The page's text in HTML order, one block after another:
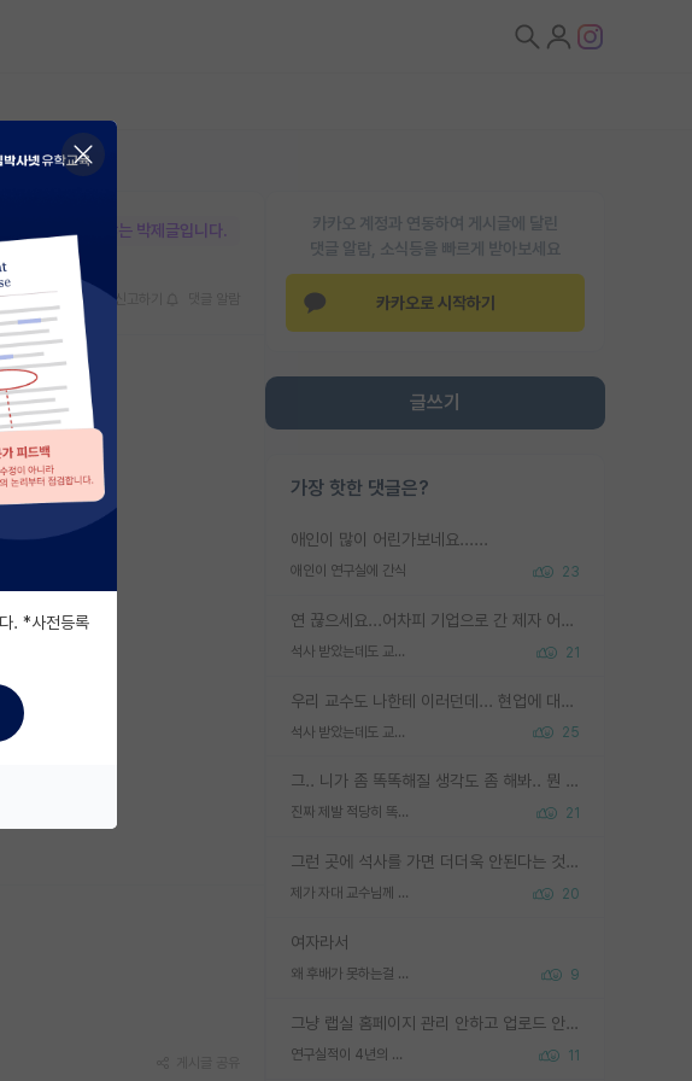
카카오 계정과 연동하여 게시글에 달린
댓글 알람, 소식등을 빠르게 받아보세요
카카오로 시작하기
글쓰기
가장 핫한 댓글은?
애인이 많이 어린가보네요......
애인이 연구실에 간식 23
연 끊으세요...어차피 기업으로 간 제자 어떻게 못합니다. 기업에서는 교수들 사기꾼으로 보는 시선도 강하고, 앞에서나 교수님하고 떠받들어주지 많이 무시합니다. 영향력도 0에 수렴합니다. 그리고 생각해보십시오. 석사로 기업간 제자가 무슨 힘이 있다고 과제를 달라고 합니까? 말만 교수지 무능력자라고 생각합니다. 세금이 아깝습니다.
석사 받았는데도 교수랑 연락한다. 21
우리 교수도 나한테 이러던데... 현업에 대해 이해가 전혀 없고, 자기 말이면 다 되는 줄 알고. 학위동안 지도는 커녕 잡일만 시켜놓고 이제와서 주기적으로 연락 없으면 싸가지 없는 제자가 되버림.
석사 받았는데도 교수랑 연락한다. 25
그.. 니가 좀 똑똑해질 생각도 좀 해봐.. 뭔 연구를 선배랑 계속 같이할 생각을하냐 박사과정이
진짜 제발 적당히 똑똑한 박사과정이라도 위에 있었으면.. 21
그런 곳에 석사를 가면 더더욱 안된다는 것을 깨달으시면 된겁니다!
제가 자대 교수님께 무례하게 행동한 걸까요? 20
여자라서
왜 후배가 못하는걸 교수님은 내 책임으로 돌리는걸까요? 9
그냥 랩실 홈페이지 관리 안하고 업로드 안한거 아님?
연구실적이 4년의 공백이 있는거 어떻게 생각하냐 11
본문이 수정되지 않는 박제글입니다.
스크랩 신고하기
. *사전등록